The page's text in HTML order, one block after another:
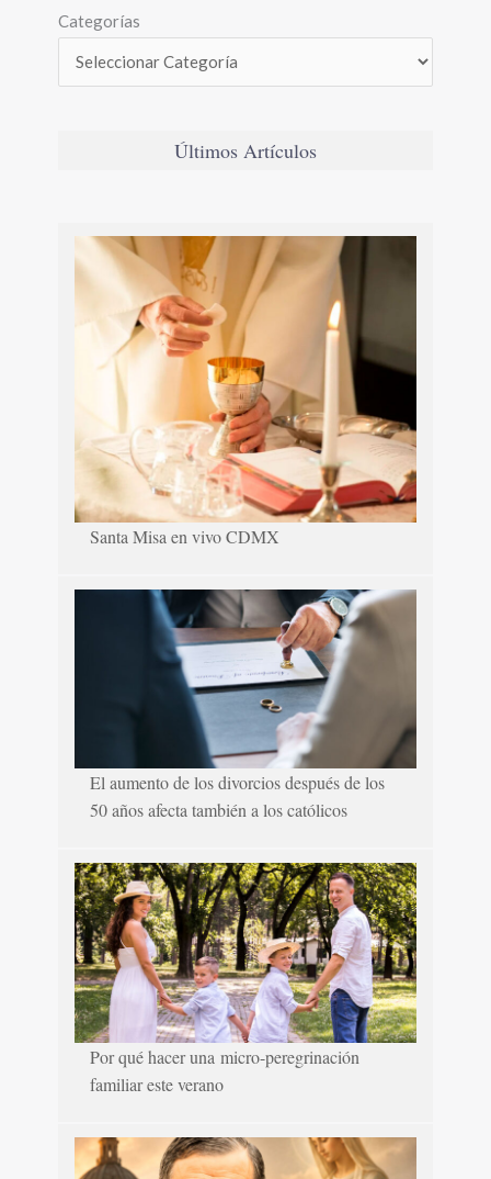
Categorías
Últimos Artículos
Santa Misa en vivo CDMX
El aumento de los divorcios después de los
50 años afecta también a los católicos
Por qué hacer una micro-peregrinación
familiar este verano